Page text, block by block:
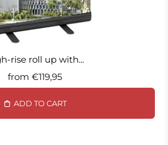
rise roll up with...
from €119,95
ADD TO CART